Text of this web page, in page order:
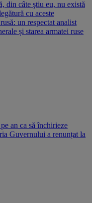
din câte ştiu eu, nu există
cu aceste
un respectat analist
și starea armatei ruse
an ca să închirieze
Guvernului a renunțat la